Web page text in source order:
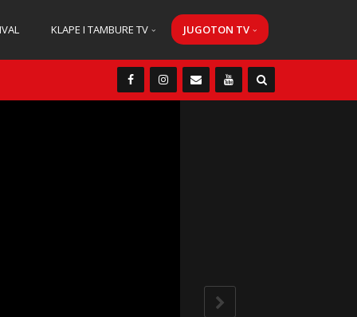
KLAPE I TAMBURE TV JUGOTON TV